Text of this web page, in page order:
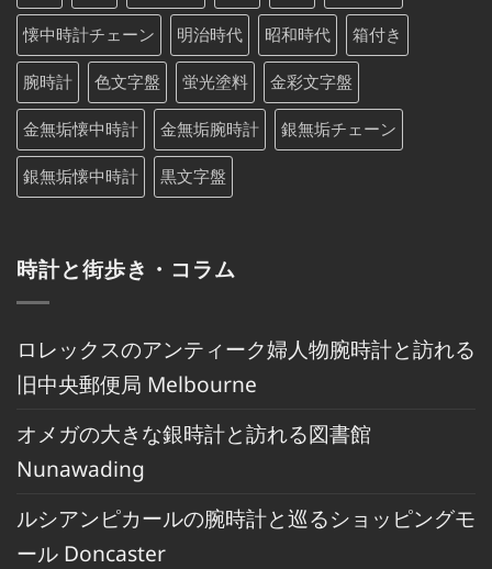
懐中時計チェーン 明治時代 昭和時代 箱付き
腕時計 色文字盤 蛍光塗料 金彩文字盤
金無垢懐中時計 金無垢腕時計 銀無垢チェーン
銀無垢懐中時計 黒文字盤
時計と街歩き・コラム
ロレックスのアンティーク婦人物腕時計と訪れる
旧中央郵便局 Melbourne
オメガの大きな銀時計と訪れる図書館
Nunawading
ルシアンピカールの腕時計と巡るショッピングモ
ール Doncaster